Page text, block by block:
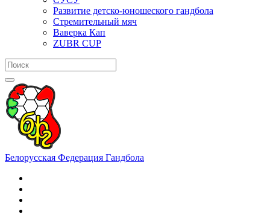
Развитие детско-юношеского гандбола
Стремительный мяч
Ваверка Кап
ZUBR CUP
Белорусская Федерация Гандбола